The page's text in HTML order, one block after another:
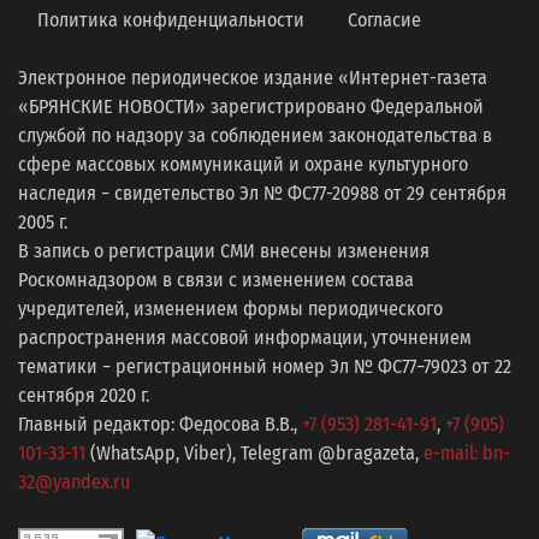
Политика конфиденциальности Согласие
Электронное периодическое издание «Интернет-газета
«БРЯНСКИЕ НОВОСТИ» зарегистрировано Федеральной
службой по надзору за соблюдением законодательства в
сфере массовых коммуникаций и охране культурного
наследия − свидетельство Эл № ФС77-20988 от 29 сентября
2005 г.
В запись о регистрации СМИ внесены изменения
Роскомнадзором в связи с изменением состава
учредителей, изменением формы периодического
распространения массовой информации, уточнением
тематики − регистрационный номер Эл № ФС77−79023 от 22
сентября 2020 г.
Главный редактор: Федосова В.В., +7 (953) 281-41-91, +7 (905)
101-33-11 (WhatsApp, Viber), Telegram @bragazeta, e-mail: bn-
32@yandex.ru